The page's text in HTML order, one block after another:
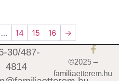
… 14 15 16
→
30/487-
4814
©2025 –
familiaetterem.hu